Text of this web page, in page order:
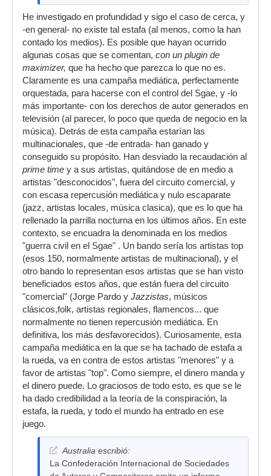
He investigado en profundidad y sigo el caso de cerca, y
-en general- no existe tal estafa (al menos, como la han
contado los medios). Es posible que hayan ocurrido
algunas cosas que se comentan, con un plugin de
maximizer, que ha hecho que parezca lo que no es.
Claramente es una campaña mediática, perfectamente
orquestada, para hacerse con el control del Sgae, y -lo
más importante- con los derechos de autor generados en
televisión (al parecer, lo poco que queda de negocio en la
música). Detrás de esta campaña estarían las
multinacionales, que -de entrada- han ganado y
conseguido su propósito. Han desviado la recaudación al
prime time y a sus artistas, quitándose de en medio a
artistas "desconocidos", fuera del circuito comercial, y
con escasa repercusión mediática y nulo escaparate
(jazz, artistas locales, música clasica), que es lo que ha
rellenado la parrilla nocturna en los últimos años. En este
contexto, se encuadra la denominada en los medios
"guerra civil en el Sgae" . Un bando sería los artistas top
(esos 150, normalmente artistas de multinacional), y el
otro bando lo representan esos artistas que se han visto
beneficiados estos años, que están fuera del circuito
"comercial" (Jorge Pardo y Jazzistas, músicos
clásicos,folk, artistas regionales, flamencos... que
normalmente no tienen repercusión mediática. En
definitiva, los más desfavorecidos). Curiosamente, esta
campaña mediática en la que se ha tachado de estafa a
la rueda, va en contra de estos artistas "menores" y a
favor de artistas "top". Como siempre, el dinero manda y
el dinero puede. Lo graciosos de todo esto, es que se le
ha dado credibilidad a la teoría de la conspiración, la
estafa, la rueda, y todo el mundo ha entrado en ese
juego.
Australia escribió:
La Confederación Internacional de Sociedades